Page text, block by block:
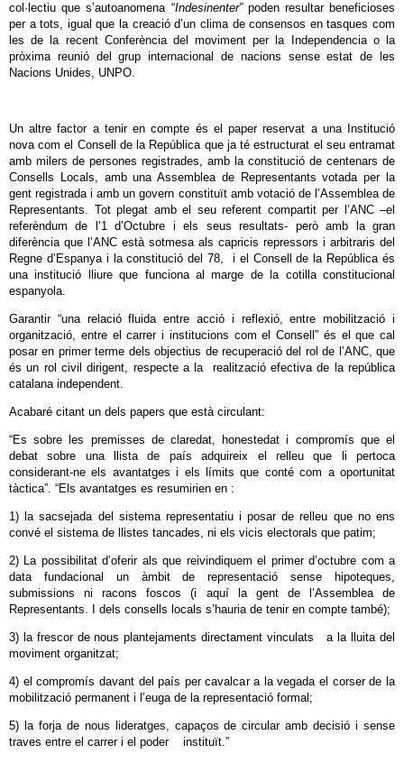
col·lectiu que s’autoanomena “Indesinenter”poden resultar beneficioses
per a tots, igual que la creació d’un clima de consensos en tasques com
les de la recent Conferència del moviment per la Independencia o la
pròxima reunió del grup internacional de nacions sense estat de les
Nacions Unides, UNPO.
Un altre factor a tenir en compte és el paper reservat a una Institució
nova com el Consell de la República que ja té estructurat el seu entramat
amb milers de persones registrades, amb la constitució de centenars de
Consells Locals, amb una Assemblea de Representants votada per la
gent registrada i amb un govern constituït amb votació de l’Assemblea de
Representants. Tot plegat amb el seu referent compartit per l’ANC –el
referèndum de l’1 d’Octubre i els seus resultats- però amb la gran
diferència que l’ANC està sotmesa als capricis repressors i arbitraris del
Regne d’Espanya i la constitució del 78, i el Consell de la República és
una institució lliure que funciona al marge de la cotilla constitucional
espanyola.
Garantir “una relació fluida entre acció i reflexió, entre mobilització i
organització, entre el carrer i institucions com el Consell” és el que cal
posar en primer terme dels objectius de recuperació del rol de l’ANC, que
és un rol civil dirigent, respecte a la realització efectiva de la república
catalana independent.
Acabaré citant un dels papers que està circulant:
“Es sobre les premisses de claredat, honestedat i compromís que el
debat sobre una llista de país adquireix el relleu que li pertoca
considerant-ne els avantatges i els límits que conté com a oportunitat
tàctica”. “Els avantatges es resumirien en :
1) la sacsejada del sistema representatiu i posar de relleu que no ens
convé el sistema de llistes tancades, ni els vicis electorals que patim;
2) La possibilitat d’oferir als que reivindiquem el primer d’octubre com a
data fundacional un àmbit de representació sense hipoteques,
submissions ni racons foscos (i aquí la gent de l’Assemblea de
Representants. I dels consells locals s’hauria de tenir en compte també);
3) la frescor de nous plantejaments directament vinculats a la lluita del
moviment organitzat;
4) el compromís davant del país per cavalcar a la vegada el corser de la
mobilització permanent i l’euga de la representació formal;
5) la forja de nous lideratges, capaços de circular amb decisió i sense
traves entre el carrer i el poder instituït.”